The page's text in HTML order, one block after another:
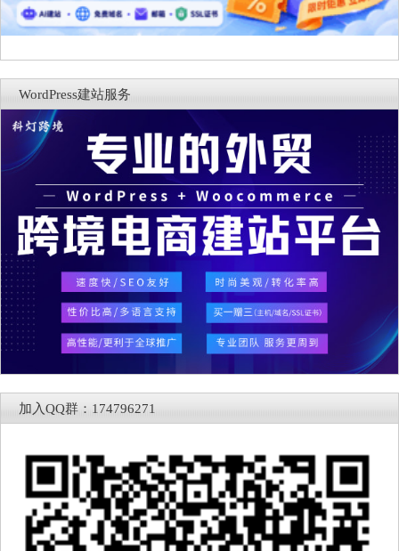
WordPress建站服务
加入QQ群：174796271